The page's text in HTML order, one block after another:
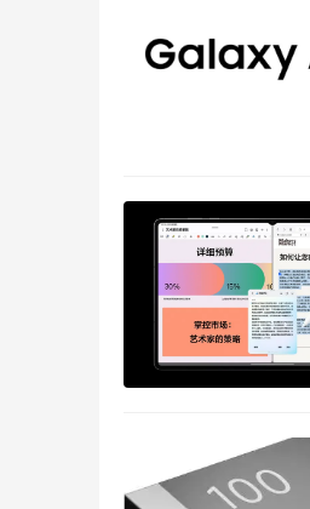
多原因，但是其中
的协调。除了
协调整个数据
对文件系统元数
现有的文件系
我们需要这些改变
一个理由。
今天我们有标准界
的命令来看文件系统